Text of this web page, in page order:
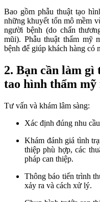
Bao gồm phẫu thuật tạo
những khuyết tổn mô mềm
người bệnh (do chấn
mũi). Phẫu thuật thẩm mỹ
bệnh để giúp khách hàng có
2. Bạn cần làm
tao hình thẩm mỹ
Tư vấn và khám lâm sàng:
Xác định đúng nhu
Khám đánh giá tình
thiệp phù hợp, các
pháp can thiệp.
Thông báo tiến trình
xảy ra và cách xử lý.